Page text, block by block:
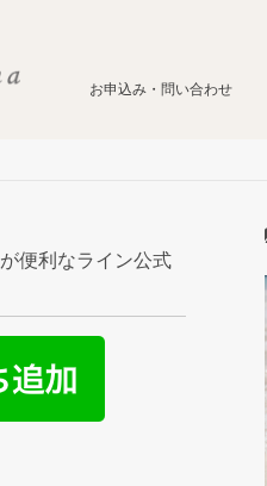
お申込み・問い合わせ
便利なライン公式